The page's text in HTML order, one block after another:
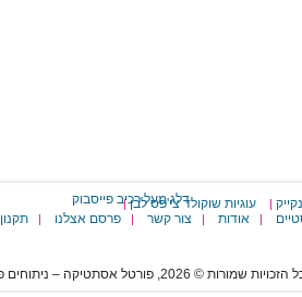
דלג מעל רכיב פייסבוק | עוגיות שוקולד צי'פס לבן |
| אודות | צור קשר | פרסם אצלנו | תקנון
הזכויות שמורות © 2026, פורטל אסתטיקה – ניתוחים פלסטיים